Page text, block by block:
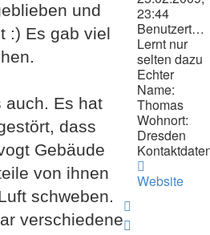
und
:) Es gab viel
auch. Es hat
dass
Gebäude
von ihnen
schweben.
verschiedene
23:44
Benutzertext:
Lernt nur
selten dazu
Echter
Name:
Thomas
Wohnort:
Dresden
von
Website